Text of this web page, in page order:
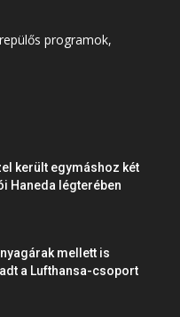
programok,
került egymáshoz két
Haneda légterében
mellett is
a Lufthansa-csoport